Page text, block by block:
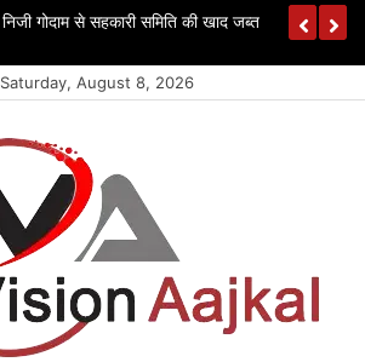
निजी गोदाम से सहकारी समिति की खाद जब्त
Saturday, August 8, 2026